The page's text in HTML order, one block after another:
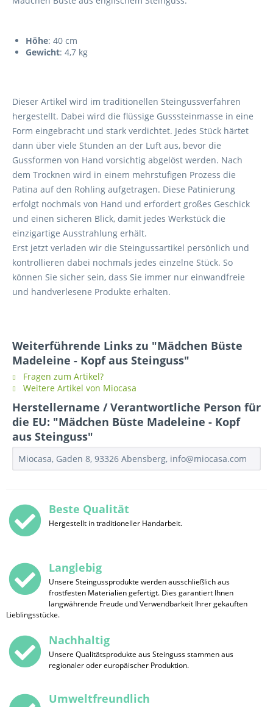
Höhe: 40 cm
Gewicht: 4,7 kg
Dieser Artikel wird im traditionellen Steingussverfahren
hergestellt. Dabei wird die flüssige Gusssteinmasse in eine
Form eingebracht und stark verdichtet. Jedes Stück härtet
dann über viele Stunden an der Luft aus, bevor die
Gussformen von Hand vorsichtig abgelöst werden. Nach
dem Trocknen wird in einem mehrstufigen Prozess die
Patina auf den Rohling aufgetragen. Diese Patinierung
erfolgt nochmals von Hand und erfordert großes Geschick
und einen sicheren Blick, damit jedes Werkstück die
einzigartige Ausstrahlung erhält.
Erst jetzt verladen wir die Steingussartikel persönlich und
kontrollieren dabei nochmals jedes einzelne Stück. So
können Sie sicher sein, dass Sie immer nur einwandfreie
und handverlesene Produkte erhalten.
Weiterführende Links zu "Mädchen Büste
Madeleine - Kopf aus Steinguss"
Fragen zum Artikel?
Weitere Artikel von Miocasa
Herstellername / Verantwortliche Person für
die EU: "Mädchen Büste Madeleine - Kopf
aus Steinguss"
Miocasa, Gaden 8, 93326 Abensberg, info@miocasa.com
Beste Qualität
Hergestellt in traditioneller Handarbeit.
Langlebig
Unsere Steingussprodukte werden ausschließlich aus
frostfesten Materialien gefertigt. Dies garantiert Ihnen
langwährende Freude und Verwendbarkeit Ihrer gekauften
Lieblingsstücke.
Nachhaltig
Unsere Qualitätsprodukte aus Steinguss stammen aus
regionaler oder europäischer Produktion.
Umweltfreundlich